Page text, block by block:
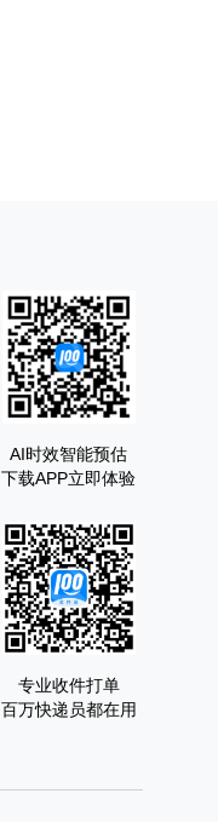
AI时效智能预估
下载APP立即体验
专业收件打单
百万快递员都在用